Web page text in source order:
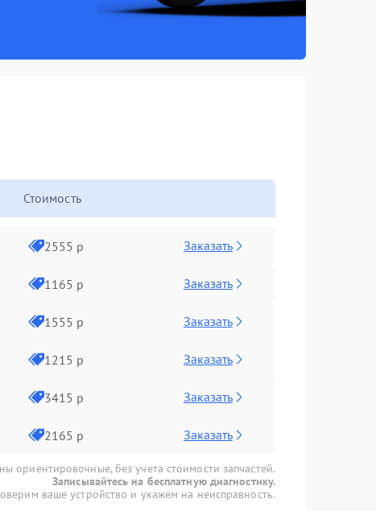
Стоимость
2555 р Заказать
1165 р Заказать
1555 р Заказать
1215 р Заказать
3415 р Заказать
2165 р Заказать
ориентировочные, без учета стоимости запчастей.
Записывайтесь на бесплатную диагностику.
ваше устройство и укажем на неисправность.